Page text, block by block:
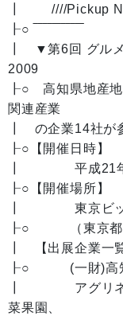
┃ ////Pickup
┠○ ‾‾‾‾‾‾‾‾‾‾‾
┃ ▼第6回 グルメ
2009
┠○ 高知県地産地
関連産業
┃ の企業14社が
┠○【開催日時】
┃ 平成21年10
┠○【開催場所】
┃ 東京ビッグ
┠○ （東京都江
┃ 【出展企業一
┠○ (一財)高知
┃ アグリネッ
菜果園、